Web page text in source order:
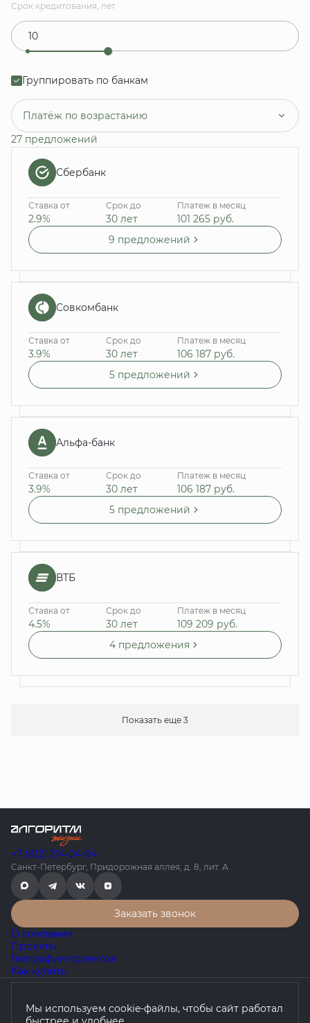
Срок кредитования, лет
Группировать по банкам
Платёж по возрастанию
27 предложений
Сбербанк
Ставка от
2.9%
Срок до
30 лет
Платеж в месяц
101 265 руб.
9 предложений
Совкомбанк
Ставка от
3.9%
Срок до
30 лет
Платеж в месяц
106 187 руб.
5 предложений
Альфа-банк
Ставка от
3.9%
Срок до
30 лет
Платеж в месяц
106 187 руб.
5 предложений
ВТБ
Ставка от
4.5%
Срок до
30 лет
Платеж в месяц
109 209 руб.
4 предложения
Показать еще 3
+7 (812) 214-04-94
Санкт-Петербург, Придорожная аллея, д. 8, лит. А
Заказать звонок
О компании
Проекты
География проектов
Как купить
Согласие на обработку персональных данных
Мы используем cookie-файлы, чтобы сайт работал